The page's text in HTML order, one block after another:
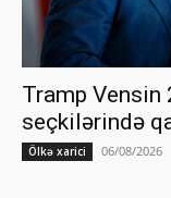
Tramp
seçkilərində
Ölkə xarici 06/08/2026